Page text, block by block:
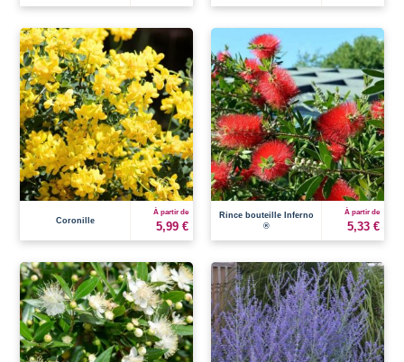
Coronille
À partir de
5,99 €
Rince bouteille Inferno
®
À partir de
5,33 €